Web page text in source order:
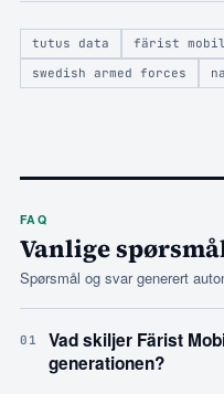
tutus data färist
swedish armed forces
FAQ
Vanlige
Spørsmål og svar generert
01
Vad skiljer Färist
generationen?